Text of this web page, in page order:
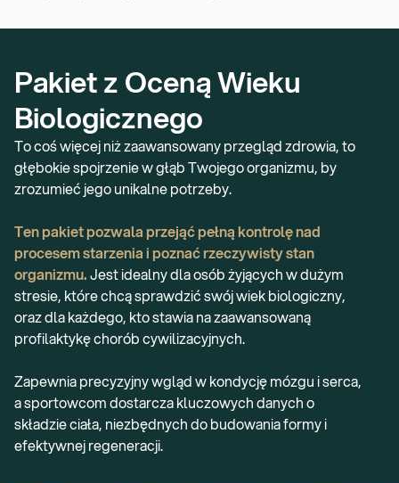
Pakiet z Oceną Wieku
Biologicznego
To coś więcej niż zaawansowany przegląd zdrowia, to
głębokie spojrzenie w głąb Twojego organizmu, by
zrozumieć jego unikalne potrzeby.
Ten pakiet pozwala przejąć pełną kontrolę nad
procesem starzenia i poznać rzeczywisty stan
organizmu.Jest idealny dla osób żyjących w dużym
stresie, które chcą sprawdzić swój wiek biologiczny,
oraz dla każdego, kto stawia na zaawansowaną
profilaktykę chorób cywilizacyjnych.
Zapewnia precyzyjny wgląd w kondycję mózgu i serca,
a sportowcom dostarcza kluczowych danych o
składzie ciała, niezbędnych do budowania formy i
efektywnej regeneracji.